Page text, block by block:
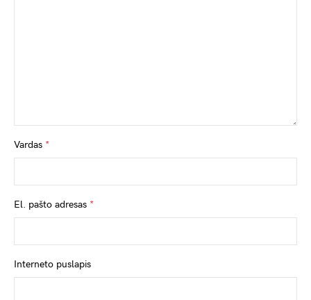
Vardas *
El. pašto adresas *
Interneto puslapis